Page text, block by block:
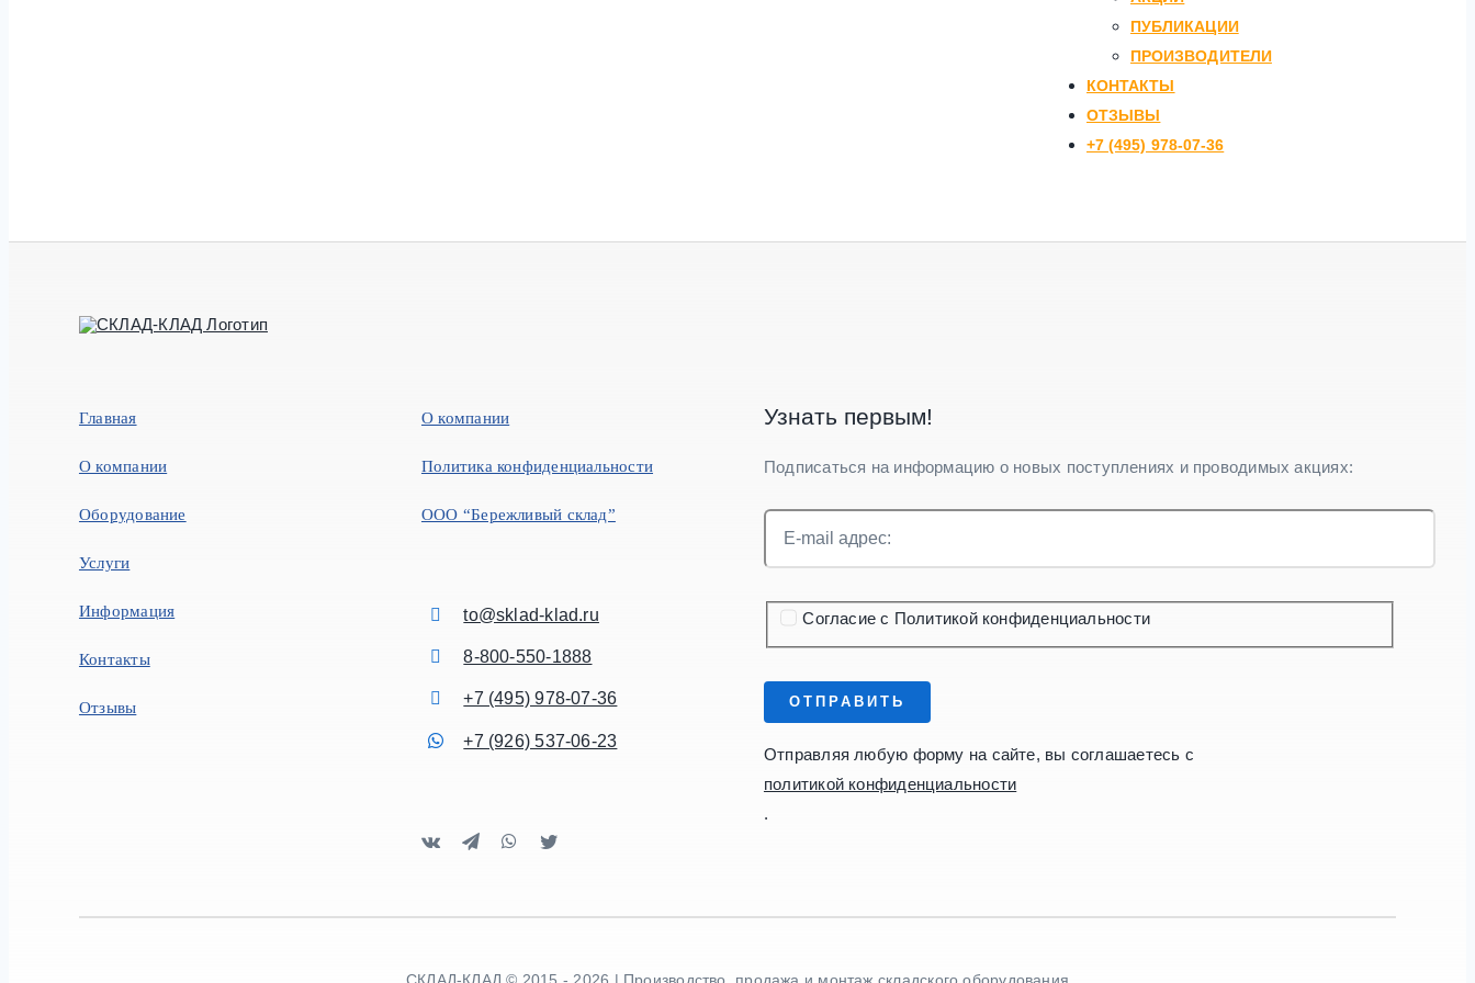
ПУБЛИКАЦИИ
ПРОИЗВОДИТЕЛИ
КОНТАКТЫ
ОТЗЫВЫ
+7 (495) 978-07-36
Главная
О компании
Оборудование
Услуги
Информация
Контакты
Отзывы
О компании
Политика конфиденциальности
ООО “Бережливый склад”
to@sklad-klad.ru
8-800-550-1888
+7 (495) 978-07-36
+7 (926) 537-06-23
Узнать первым!
Подписаться на информацию о новых поступлениях и проводимых акциях:
Согласие с Политикой конфиденциальности
ОТПРАВИТЬ
Отправляя любую форму на сайте, вы соглашаетесь с
политикой конфиденциальности
.
СКЛАД-КЛАД © 2015 - 2026 | Производство, продажа и монтаж складского оборудования